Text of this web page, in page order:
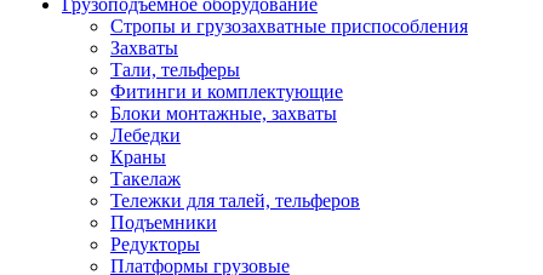
Грузоподъемное оборудование
Стропы и грузозахватные приспособления
Захваты
Тали, тельферы
Фитинги и комплектующие
Блоки монтажные, захваты
Лебедки
Краны
Такелаж
Тележки для талей, тельферов
Подъемники
Редукторы
Платформы грузовые